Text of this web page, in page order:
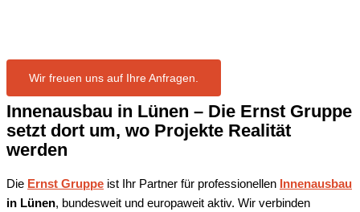
Wir freuen uns auf Ihre Anfragen.
Innenausbau in Lünen – Die Ernst Gruppe
setzt dort um, wo Projekte Realität
werden
Die Ernst Gruppe ist Ihr Partner für professionellen Innenausbau
in Lünen, bundesweit und europaweit aktiv. Wir verbinden